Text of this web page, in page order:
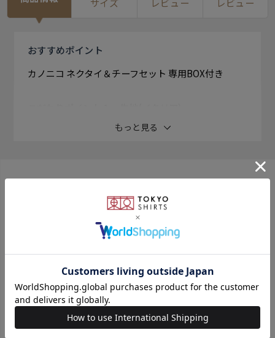
おすすめポイント
カノニコ ネクタイ＆チーフセット 専用BOX付き
スーツで知られているイタリア大手の生地メーカーの
こだわりポイント２・プリント(国産)
染料に糊を混ぜて直接生地に印捺するような技法。 一
生地一生地手作業で捺印している為、色が濃く深みが
こだわりポイント３・縫製(国産)
日本工場のしっかりとした縫製で国産ならではの柔ら
かいふんわりとした触り心地。 シワもなりにくく巻い
た時のエレガントな見栄えで永く使い続けられる一
もっと見る
おすすめコンテンツ